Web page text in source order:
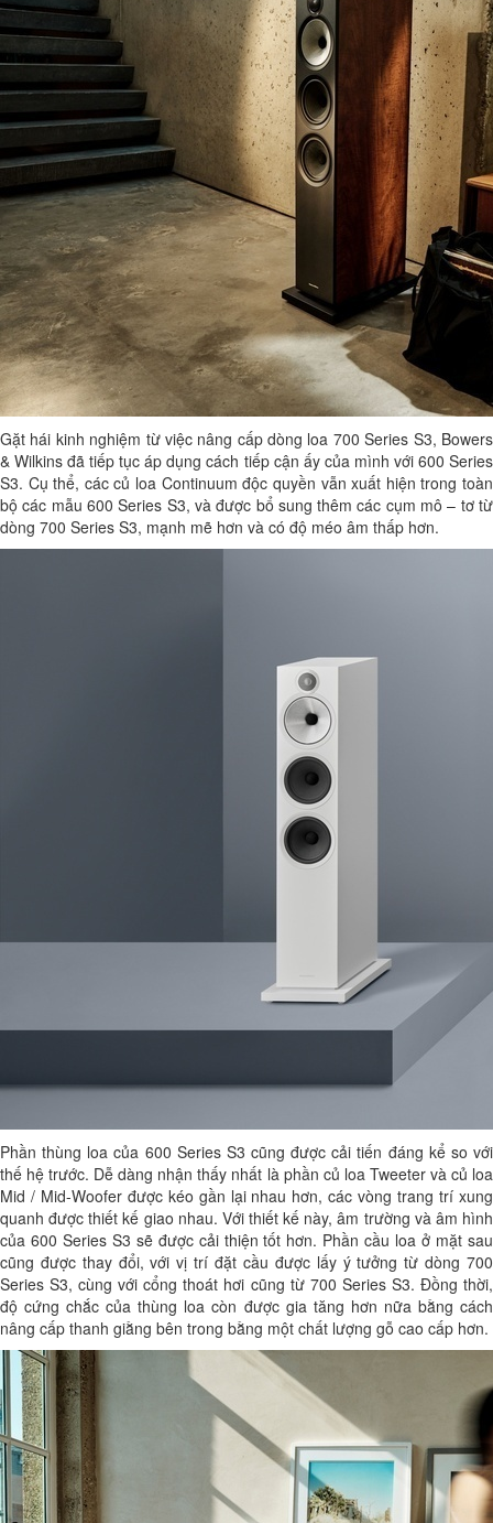
Gặt hái kinh nghiệm từ việc nâng cấp dòng loa 700 Series S3, Bowers
& Wilkins đã tiếp tục áp dụng cách tiếp cận ấy của mình với 600 Series
S3. Cụ thể, các củ loa Continuum độc quyền vẫn xuất hiện trong toàn
bộ các mẫu 600 Series S3, và được bổ sung thêm các cụm mô – tơ từ
dòng 700 Series S3, mạnh mẽ hơn và có độ méo âm thấp hơn.
Phần thùng loa của 600 Series S3 cũng được cải tiến đáng kể so với
thế hệ trước. Dễ dàng nhận thấy nhất là phần củ loa Tweeter và củ loa
Mid / Mid-Woofer được kéo gần lại nhau hơn, các vòng trang trí xung
quanh được thiết kế giao nhau. Với thiết kế này, âm trường và âm hình
của 600 Series S3 sẽ được cải thiện tốt hơn. Phần cầu loa ở mặt sau
cũng được thay đổi, với vị trí đặt cầu được lấy ý tưởng từ dòng 700
Series S3, cùng với cổng thoát hơi cũng từ 700 Series S3. Đồng thời,
độ cứng chắc của thùng loa còn được gia tăng hơn nữa bằng cách
nâng cấp thanh giằng bên trong bằng một chất lượng gỗ cao cấp hơn.